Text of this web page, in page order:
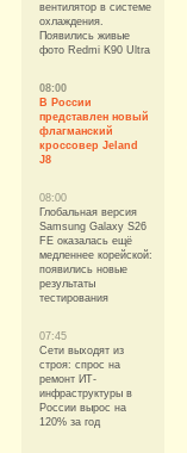
вентилятор в системе
охлаждения.
Появились живые
фото Redmi K90 Ultra
08:00
В России
представлен новый
флагманский
кроссовер Jeland
J8
08:00
Глобальная версия
Samsung Galaxy S26
FE оказалась ещё
медленнее корейской:
появились новые
результаты
тестирования
07:45
Сети выходят из
строя: спрос на
ремонт ИТ-
инфраструктуры в
России вырос на
120% за год